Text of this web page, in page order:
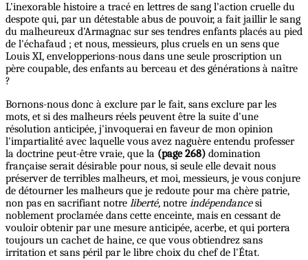
L'inexorable histoire a tracé en lettres de sang l'action cruelle du
despote qui, par un détestable abus de pouvoir, a fait jaillir le sang
du malheureux d'Armagnac sur ses tendres enfants placés au pied
de l'échafaud ; et nous, messieurs, plus cruels en un sens que
Louis XI, envelopperions-nous dans une seule proscription un
père coupable, des enfants au berceau et des générations à naître
?
Bornons-nous donc à exclure par le fait, sans exclure par les
mots, et si des malheurs réels peuvent être la suite d'une
résolution anticipée, j'invoquerai en faveur de mon opinion
l'impartialité avec laquelle vous avez naguère entendu professer
la doctrine peut-être vraie, que la (page 268) domination
française serait désirable pour nous, si seule elle devait nous
préserver de terribles malheurs, et moi, messieurs, je vous conjure
de détourner les malheurs que je redoute pour ma chère patrie,
non pas en sacrifiant notre liberté, notre indépendancesi
noblement proclamée dans cette enceinte, mais en cessant de
vouloir obtenir par une mesure anticipée, acerbe, et qui portera
toujours un cachet de haine, ce que vous obtiendrez sans
irritation et sans péril par le libre choix du chef de l'État.